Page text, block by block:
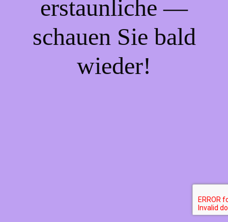
erstaunliche —
schauen Sie bald
wieder!